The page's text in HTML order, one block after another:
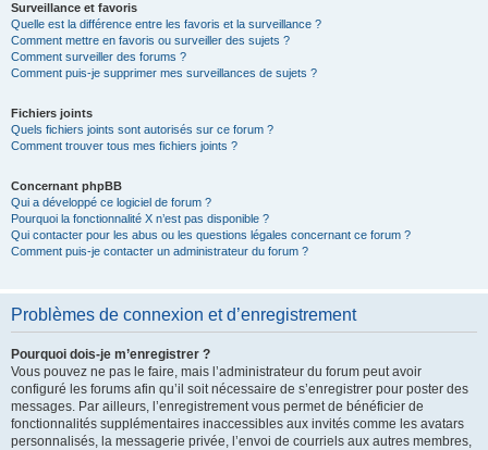
Surveillance et favoris
Quelle est la différence entre les favoris et la surveillance ?
Comment mettre en favoris ou surveiller des sujets ?
Comment surveiller des forums ?
Comment puis-je supprimer mes surveillances de sujets ?
Fichiers joints
Quels fichiers joints sont autorisés sur ce forum ?
Comment trouver tous mes fichiers joints ?
Concernant phpBB
Qui a développé ce logiciel de forum ?
Pourquoi la fonctionnalité X n’est pas disponible ?
Qui contacter pour les abus ou les questions légales concernant ce forum ?
Comment puis-je contacter un administrateur du forum ?
Problèmes de connexion et d’enregistrement
Pourquoi dois-je m’enregistrer ?
Vous pouvez ne pas le faire, mais l’administrateur du forum peut avoir
configuré les forums afin qu’il soit nécessaire de s’enregistrer pour poster des
messages. Par ailleurs, l’enregistrement vous permet de bénéficier de
fonctionnalités supplémentaires inaccessibles aux invités comme les avatars
personnalisés, la messagerie privée, l’envoi de courriels aux autres membres,